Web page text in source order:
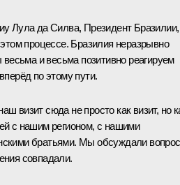
Лула да Силва, Президент Бразилии,
процессе. Бразилия неразрывно
и весьма позитивно реагируем
по этому пути.
визит сюда не просто как визит, но
с нашим регионом, с нашими
братьями. Мы обсуждали
совпадали.